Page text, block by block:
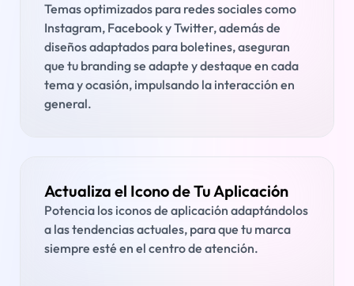
Temas optimizados para redes sociales como
Instagram, Facebook y Twitter, además de
diseños adaptados para boletines, aseguran
que tu branding se adapte y destaque en cada
tema y ocasión, impulsando la interacción en
general.
Actualiza el Icono de Tu Aplicación
Potencia los iconos de aplicación adaptándolos
a las tendencias actuales, para que tu marca
siempre esté en el centro de atención.